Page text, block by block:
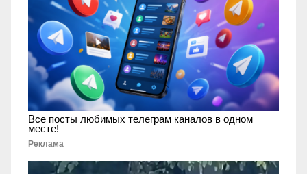
Все посты любимых телеграм каналов в одном
месте!
Реклама